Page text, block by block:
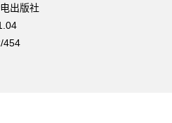
出版社
454